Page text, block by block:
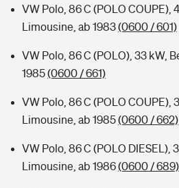
VW Polo, 86 C (POLO COUPE),
Limousine, ab 1983(0600 / 601)
VW Polo, 86 C (POLO), 33 kW,
1985(0600 / 661)
VW Polo, 86 C (POLO COUPE),
Limousine, ab 1985(0600 / 662)
VW Polo, 86 C (POLO DIESEL),
Limousine, ab 1986(0600 / 689)